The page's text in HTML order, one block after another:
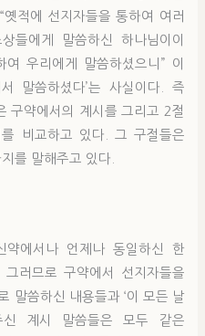
적에 선지자들을 통하여 여러
들에게 말씀하신 하나님이이
우리에게 말씀하셨으니” 이
말씀하셨다’는 사실이다. 즉
구약에서의 계시를 그리고 2절
비교하고 있다. 그 구절들은
를 말해주고 있다.
약에서나 언제나 동일하신 한
러므로 구약에서 선지자들을
말씀하신 내용들과 ‘이 모든 날
신 계시 말씀들은 모두 같은